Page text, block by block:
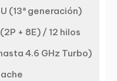
(13ª generación)
+ 8E) / 12 hilos
4.6 GHz Turbo)